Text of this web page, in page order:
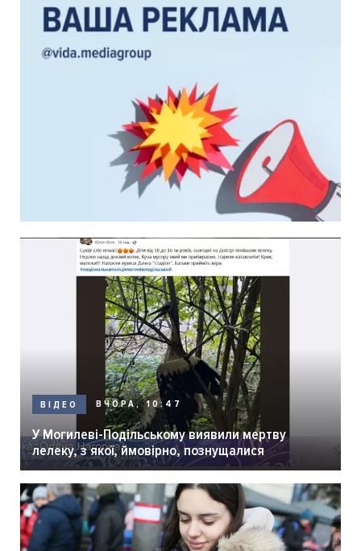
ВІДЕО ВЧОРА, 10:47
У Могилеві-Подільському виявили мертву
лелеку, з якої, ймовірно, познущалися